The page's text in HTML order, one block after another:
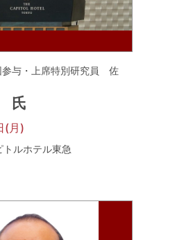
参与・上席特別研究員 佐
氏
(月)
トルホテル東急